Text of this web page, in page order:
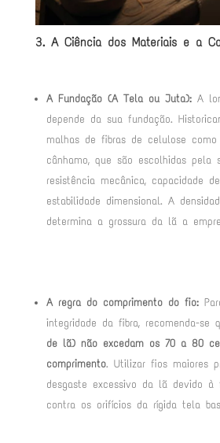
3. A Ciência dos Materiais e a
A Fundação (A Tela ou Juta):A
depende da sua fundação.
malhas de fibras de celulose
cânhamo, que são escolhidas pela
resistência mecânica, capacidade
estabilidade dimensional. A
determina a grossura da lã a
A regra do comprimento do fio:
integridade da fibra, recomenda-se
de lã) não excedam os 70 a 80
comprimento. Utilizar fios maiores
desgaste excessivo da lã devido à
contra os orifícios da rígida tela